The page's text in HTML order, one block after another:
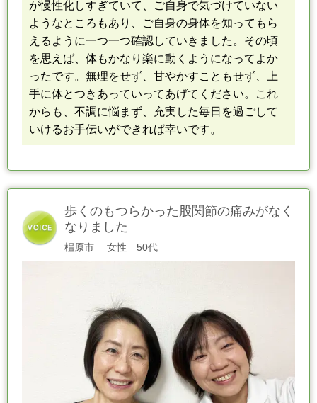
が慢性化しすぎていて、ご自身で気づけていない
ようなところもあり、
ご自身の身体を知ってもら
えるように一つ一つ確認していきました。 その頃
を思えば、体もかなり楽に動くようになってよか
ったです。 無理をせず、甘やかすこともせず、上
手に体とつきあっていってあげてください。
これ
からも、不調に悩まず、充実した毎日を過ごして
いけるお手伝いができれば幸いです。
歩くのもつらかった股関節の痛みがなく
なりました
橿原市 女性 50代